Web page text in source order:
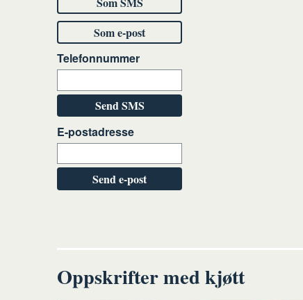
Som e-post
Telefonnummer
Send SMS
E-postadresse
Send e-post
Oppskrifter med kjøtt